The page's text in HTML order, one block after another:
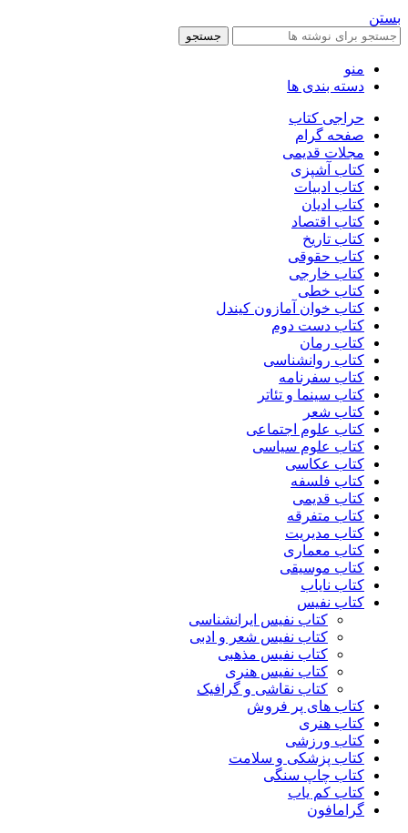
بستن
جستجو
منو
دسته بندی ها
حراجی کتاب
صفحه گرام
مجلات قدیمی
کتاب آشپزی
کتاب ادبیات
کتاب ادیان
کتاب اقتصاد
کتاب تاریخ
کتاب حقوقی
کتاب خارجی
کتاب خطی
کتاب خوان آمازون کیندل
کتاب دست دوم
کتاب رمان
کتاب روانشناسی
کتاب سفرنامه
کتاب سینما و تئاتر
کتاب شعر
کتاب علوم اجتماعی
کتاب علوم سیاسی
کتاب عکاسی
کتاب فلسفه
کتاب قدیمی
کتاب متفرقه
کتاب مدیریت
کتاب معماری
کتاب موسیقی
کتاب نایاب
کتاب نفیس
کتاب نفیس ایرانشناسی
کتاب نفیس شعر و ادبی
کتاب نفیس مذهبی
کتاب نفیس هنری
کتاب نقاشی و گرافیک
کتاب های پر فروش
کتاب هنری
کتاب ورزشی
کتاب پزشکی و سلامت
کتاب چاپ سنگی
کتاب کم یاب
گرامافون